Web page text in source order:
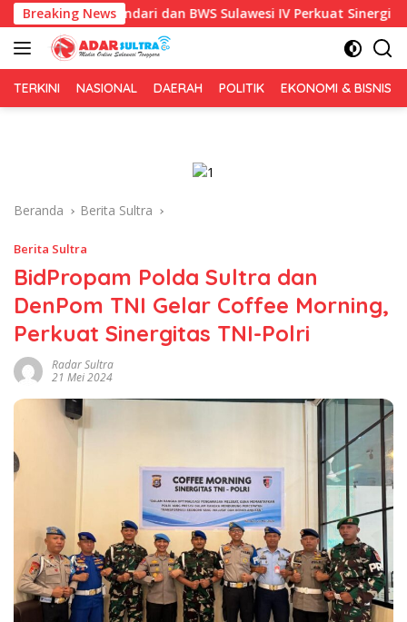
Langsung
ke
konten
Breaking News
Kendari dan BWS Sulawesi IV Perkuat Sinergi Jaga Irigasi
TERKINI NASIONAL DAERAH POLITIK EKONOMI & BISNIS
Beranda Berita Sultra
Berita Sultra
BidPropam Polda Sultra dan
DenPom TNI Gelar Coffee Morning,
Perkuat Sinergitas TNI-Polri
Radar Sultra
21 Mei 2024